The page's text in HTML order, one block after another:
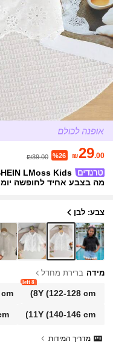
₪29.00
%26
₪39.00
מה בצבע אחיד לחופשה
צבע: לבן
מידה ברירת מחדל
8Y (122-128 cm)
8 left
11Y (140-146 cm)
מדריך המידות